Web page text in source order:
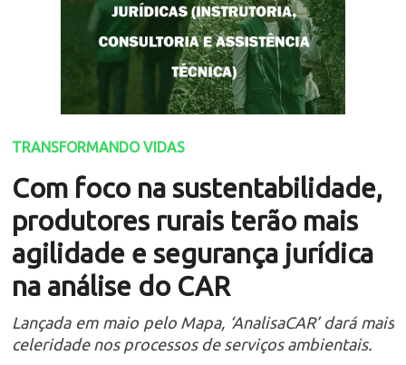
TRANSFORMANDO VIDAS
Com foco na sustentabilidade,
produtores rurais terão mais
agilidade e segurança jurídica
na análise do CAR
Lançada em maio pelo Mapa, ‘AnalisaCAR’ dará mais
celeridade nos processos de serviços ambientais.